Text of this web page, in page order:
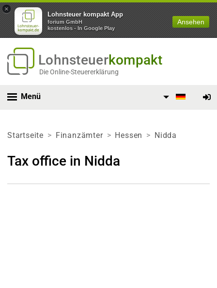
×
Lohnsteuer kompakt App
forium GmbH
kostenlos - In Google Play
Ansehen
Lohnsteuerkompakt
Die Online-Steuererklärung
Menü
Startseite Finanzämter Hessen Nidda
Tax office in Nidda